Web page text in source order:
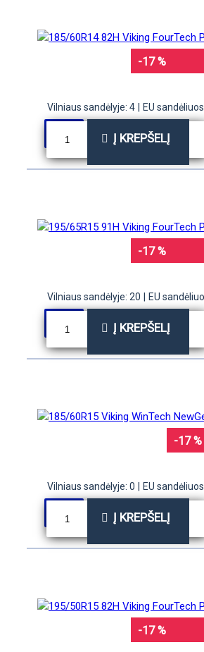
-17 %
Vilniaus sandėlyje: 4 EU
Į KREPŠELĮ
-17 %
Vilniaus sandėlyje: 20 EU
Į KREPŠELĮ
-17 %
Vilniaus sandėlyje: 0 EU
Į KREPŠELĮ
-17 %